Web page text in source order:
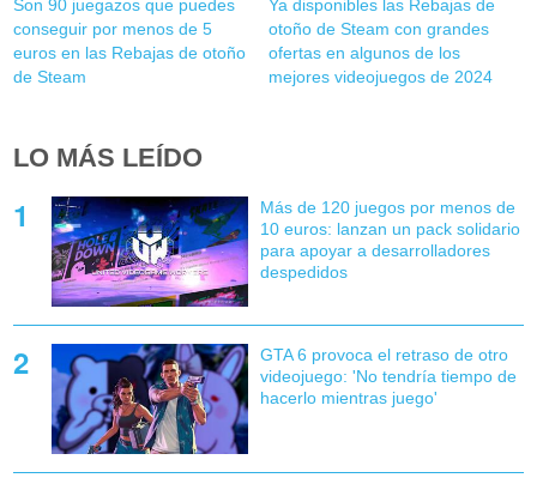
Son 90 juegazos que puedes
conseguir por menos de 5
euros en las Rebajas de otoño
de Steam
Ya disponibles las Rebajas de
otoño de Steam con grandes
ofertas en algunos de los
mejores videojuegos de 2024
LO MÁS LEÍDO
Más de 120 juegos por menos de
10 euros: lanzan un pack solidario
para apoyar a desarrolladores
despedidos
GTA 6 provoca el retraso de otro
videojuego: 'No tendría tiempo de
hacerlo mientras juego'